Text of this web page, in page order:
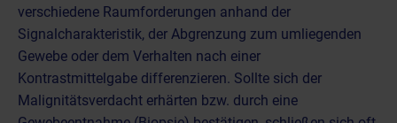
verschiedene Raumforderungen anhand der
Signalcharakteristik, der Abgrenzung zum umliegenden
Gewebe oder dem Verhalten nach einer
Kontrastmittelgabe differenzieren. Sollte sich der
Malignitätsverdacht erhärten bzw. durch eine